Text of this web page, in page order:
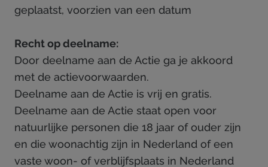
geplaatst, voorzien van een datum
Recht op deelname:
Door deelname aan de Actie ga je akkoord
met de actievoorwaarden.
Deelname aan de Actie is vrij en gratis.
Deelname aan de Actie staat open voor
natuurlijke personen die 18 jaar of ouder zijn
en die woonachtig zijn in Nederland of een
vaste woon- of verblijfsplaats in Nederland